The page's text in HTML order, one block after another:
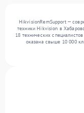
HikvisionRemSupport —
техники Hikvision в
18 технических
оказана свыше 10 000
ремонтов. Ежемесячно в
. Мы беремся за задачи